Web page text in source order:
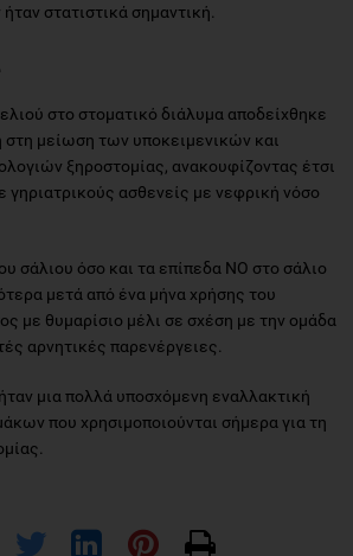
στατιστικά σημαντική.
στο στοματικό διάλυμα αποδείχθηκε
μείωση των υποκειμενικών και
ξηροστομίας, ανακουφίζοντας έτσι
γηριατρικούς ασθενείς με νεφρική νόσο
σάλιου όσο και τα επίπεδα ΝΟ στο σάλιο
μετά από ένα μήνα χρήσης του
με θυμαρίσιο μέλι σε σχέση με την ομάδα
αρνητικές παρενέργειες.
μια πολλά υποσχόμενη εναλλακτική
που χρησιμοποιούνται σήμερα για τη